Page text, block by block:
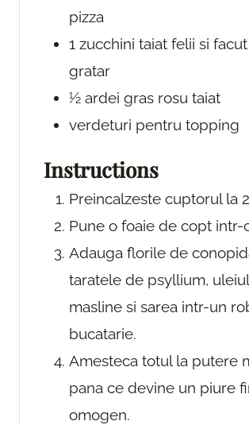
pizza
1 zucchini taiat felii si
gratar
½ ardei gras rosu taiat
verdeturi pentru topping
Instructions
Preincalzeste cuptorul la
Pune o foaie de copt intr-
Adauga florile de
taratele de psyllium,
masline si sarea intr-un
bucatarie.
Amesteca totul la putere
pana ce devine un piure
omogen.